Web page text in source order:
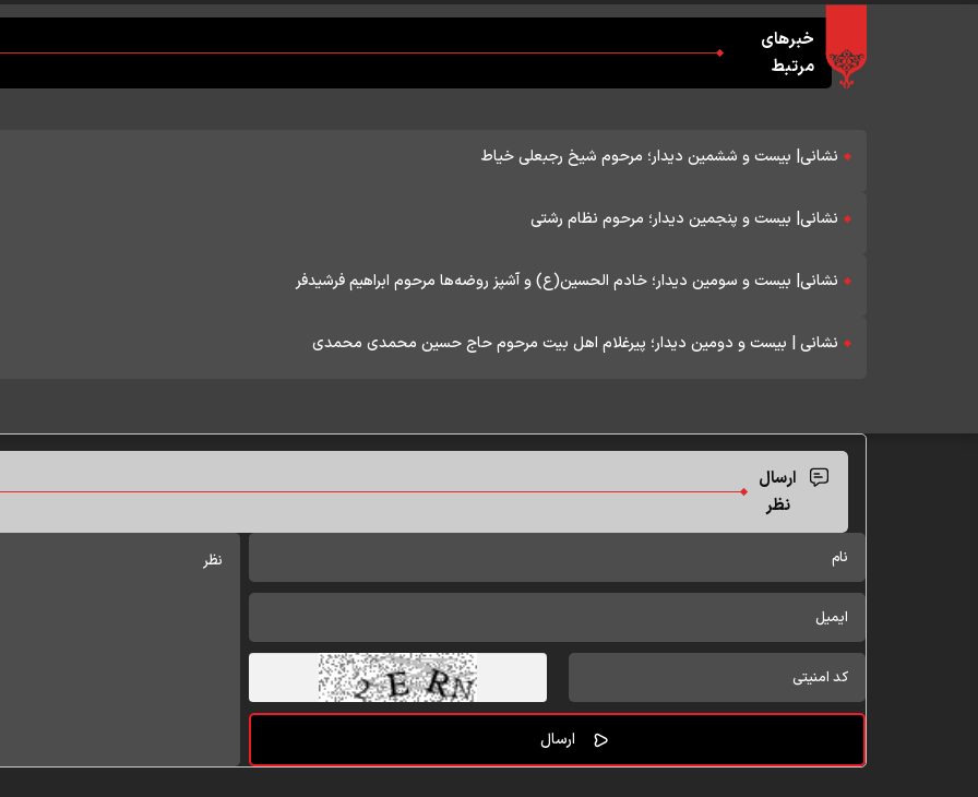
خبرهای
مرتبط
نشانی| بیست و ششمین دیدار؛ مرحوم شیخ رجبعلی خیاط
نشانی| بیست و پنجمین دیدار؛ مرحوم نظام رشتی
نشانی| بیست و سومین دیدار؛ خادم الحسین(ع) و آشپز روضه‌ها مرحوم ابراهیم فرشیدفر
نشانی | بیست و دومین دیدار؛ پیرغلام اهل بیت مرحوم حاج حسین محمدی محمدی
ارسال
نظر